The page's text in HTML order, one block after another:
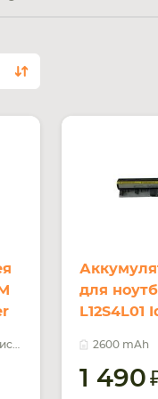
для
L12S4L01
2600mAh
2600 mAh
1 490